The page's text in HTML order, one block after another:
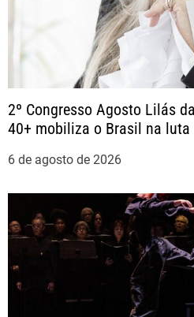
d
e
P
o
s
2º Congresso Agosto Lilás
40+ mobiliza o Brasil na
6 de agosto de 2026